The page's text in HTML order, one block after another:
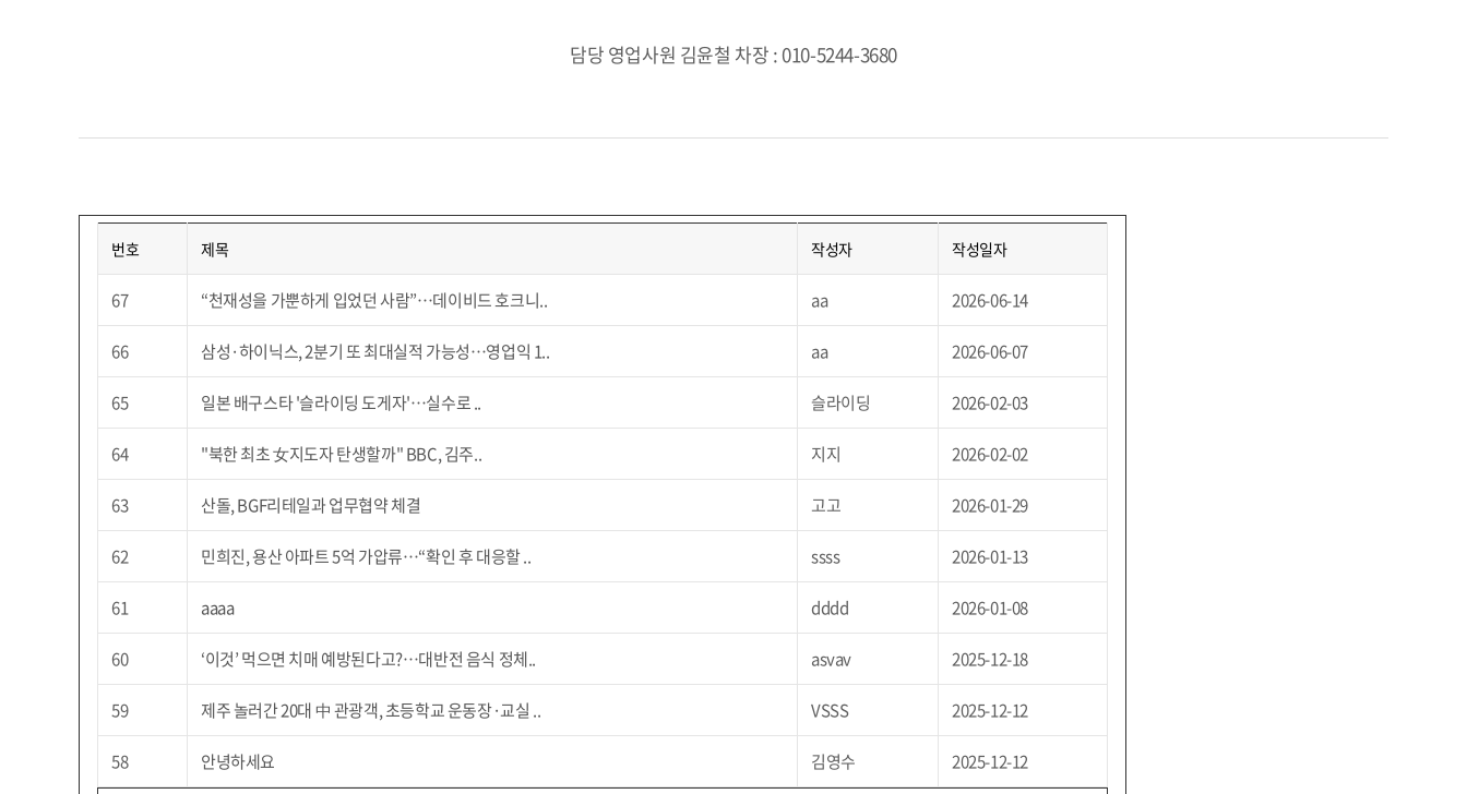
담당 영업사원 김윤철 차장 : 010-5244-3680
번호 제목 작성자 작성일자
67 “천재성을 가뿐하게 입었던 사람”…데이비드 호크니.. aa 2026-06-14
66 삼성·하이닉스, 2분기 또 최대실적 가능성…영업익 1.. aa 2026-06-07
65 일본 배구스타 '슬라이딩 도게자'…실수로 .. 슬라이딩 2026-02-03
64 "북한 최초 女지도자 탄생할까" BBC, 김주.. 지지 2026-02-02
63 산돌, BGF리테일과 업무협약 체결 고고 2026-01-29
62 민희진, 용산 아파트 5억 가압류…“확인 후 대응할 .. ssss 2026-01-13
61 aaaa dddd 2026-01-08
60 ‘이것’ 먹으면 치매 예방된다고?…대반전 음식 정체.. asvav 2025-12-18
59 제주 놀러간 20대 中 관광객, 초등학교 운동장·교실 .. VSSS 2025-12-12
58 안녕하세요 김영수 2025-12-12